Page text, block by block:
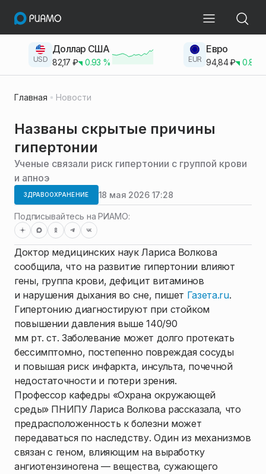
USD
Доллар США
82,17 ₽ 0.93 % EUR
Евро
94,84₽ 0.83
Главная Новости
Названы скрытые причины
гипертонии
Ученые связали риск гипертонии с группой крови
и апноэ
ЗДРАВООХРАНЕНИЕ 18 мая 2026 17:28
Подписывайтесь на РИАМО:
Доктор медицинских наук Лариса Волкова
сообщила, что на развитие гипертонии влияют
гены, группа крови, дефицит витаминов
и нарушения дыхания во сне, пишет Газета.ru.
Гипертонию диагностируют при стойком
повышении давления выше 140/90
мм рт. ст. Заболевание может долго протекать
бессимптомно, постепенно повреждая сосуды
и повышая риск инфаркта, инсульта, почечной
недостаточности и потери зрения.
Профессор кафедры «Охрана окружающей
среды» ПНИПУ Лариса Волкова рассказала, что
предрасположенность к болезни может
передаваться по наследству. Один из механизмов
связан с геном, влияющим на выработку
ангиотензиногена — вещества, сужающего